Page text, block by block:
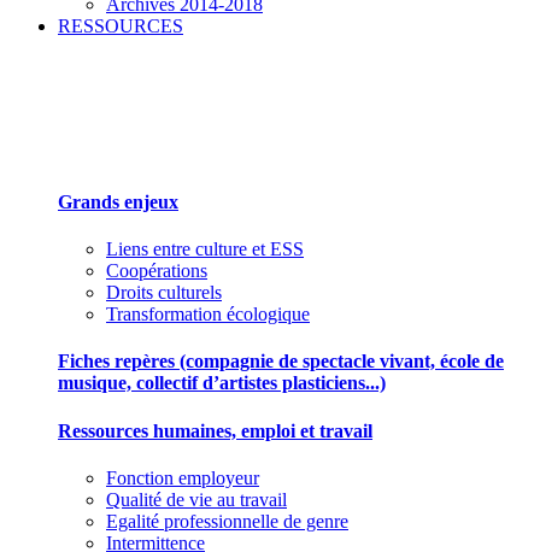
RESSOURCES
Grands enjeux
Liens entre culture et ESS
Coopérations
Droits culturels
Transformation écologique
Fiches repères (compagnie de spectacle vivant, école de
musique, collectif d’artistes plasticiens...)
Ressources humaines, emploi et travail
Fonction employeur
Qualité de vie au travail
Egalité professionnelle de genre
Intermittence